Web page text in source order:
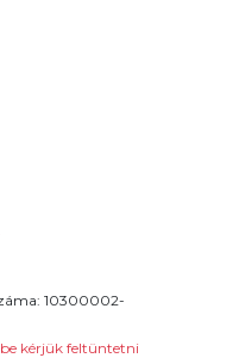
10300002-
kérjük feltüntetni